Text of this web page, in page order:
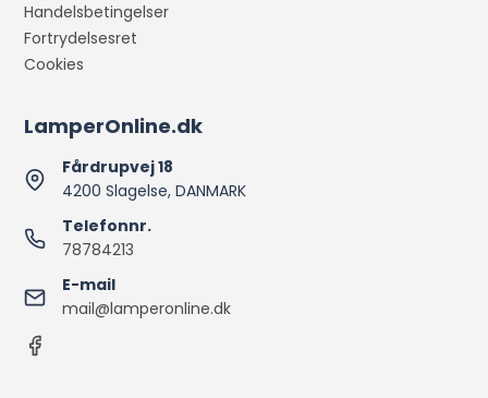
Handelsbetingelser
Fortrydelsesret
Cookies
LamperOnline.dk
Fårdrupvej 18
4200 Slagelse, DANMARK
Telefonnr.
78784213
E-mail
mail@lamperonline.dk